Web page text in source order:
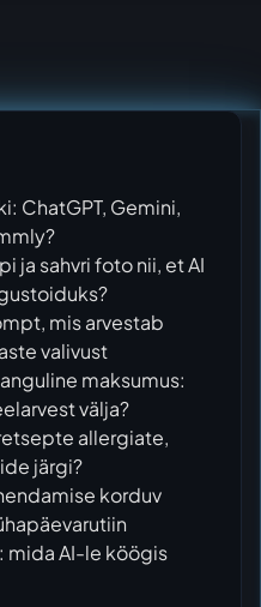
ChatGPT, Gemini,
ja sahvri foto nii, et AI
mis arvestab
valivust
maksumus:
välja?
allergiate,
järgi?
korduv
mida AI-le köögis